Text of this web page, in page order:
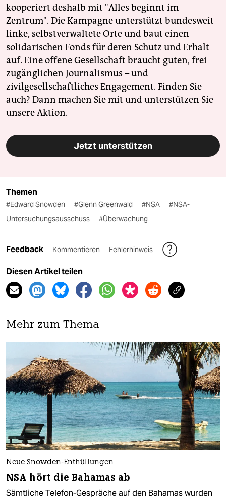
kooperiert deshalb mit "Alles beginnt im
Zentrum". Die Kampagne unterstützt bundesweit
linke, selbstverwaltete Orte und baut einen
solidarischen Fonds für deren Schutz und Erhalt
auf. Eine offene Gesellschaft braucht guten, frei
zugänglichen Journalismus – und
zivilgesellschaftliches Engagement. Finden Sie
auch? Dann machen Sie mit und unterstützen Sie
unsere Aktion.
Jetzt unterstützen
Themen
#Edward Snowden #Glenn Greenwald #NSA
#NSA-
Untersuchungsausschuss
#Überwachung
Feedback Kommentieren Fehlerhinweis
Diesen Artikel teilen
Mehr zum Thema
Neue Snowden-Enthüllungen
NSA hört die Bahamas ab
Sämtliche Telefon-Gespräche auf den Bahamas wurden